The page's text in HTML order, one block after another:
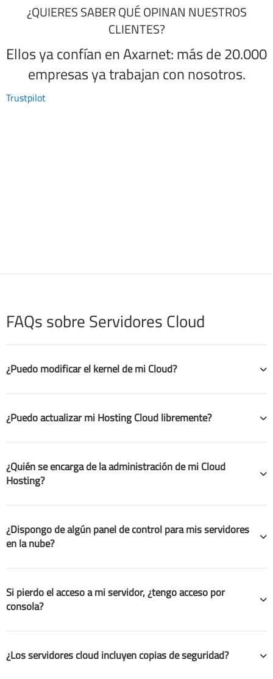
¿QUIERES SABER QUÉ OPINAN NUESTROS
CLIENTES?
Ellos ya confían en Axarnet: más de 20.000
empresas ya trabajan con nosotros.
Trustpilot
FAQs sobre Servidores Cloud
¿Puedo modificar el kernel de mi Cloud?
¿Puedo actualizar mi Hosting Cloud libremente?
¿Quién se encarga de la administración de mi Cloud
Hosting?
¿Dispongo de algún panel de control para mis servidores
en la nube?
Si pierdo el acceso a mi servidor, ¿tengo acceso por
consola?
¿Los servidores cloud incluyen copias de seguridad?